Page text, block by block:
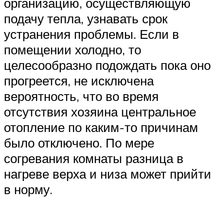
подачу тепла, узнавать срок
устранения проблемы. Если в
помещении холодно, то
целесообразно подождать пока оно
прогреется, не исключена
вероятность, что во время
отсутствия хозяина центральное
отопление по каким-то причинам
было отключено. По мере
согревания комнаты разница в
нагреве верха и низа может прийти
в норму.